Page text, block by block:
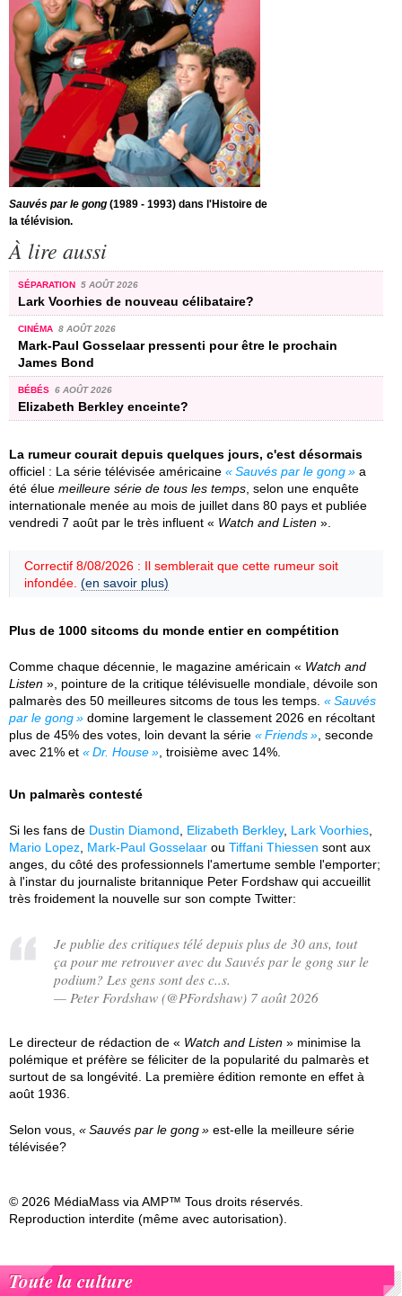
Sauvés par le gong (1989 - 1993) dans l'Histoire de
la télévision.
À lire aussi
SÉPARATION 5 AOÛT 2026
Lark Voorhies de nouveau célibataire?
CINÉMA 8 AOÛT 2026
Mark-Paul Gosselaar pressenti pour être le prochain
James Bond
BÉBÉS 6 AOÛT 2026
Elizabeth Berkley enceinte?
La rumeur courait depuis quelques jours, c'est désormais
officiel : La série télévisée américaine
Sauvés par le gong
a
été élue meilleure série de tous les temps , selon une enquête
internationale menée au mois de juillet dans 80 pays et publiée
vendredi 7 août par le très influent « Watch and Listen ».
Correctif 8/08/2026 : Il semblerait que cette rumeur soit
infondée. (en savoir plus)
Plus de 1000 sitcoms du monde entier en compétition
Comme chaque décennie, le magazine américain « Watch and
Listen », pointure de la critique télévisuelle mondiale, dévoile son
palmarès des 50 meilleures sitcoms de tous les temps.
Sauvés
par le gong
domine largement le classement 2026 en récoltant
plus de 45% des votes, loin devant la série
Friends
, seconde
avec 21% et
Dr. House , troisième avec 14%.
Un palmarès contesté
Si les fans de Dustin Diamond Elizabeth Berkley, Lark Voorhies
Mario Lopez Mark-Paul Gosselaar ou Tiffani Thiessen sont aux
anges, du côté des professionnels l'amertume semble l'emporter;
à l'instar du journaliste britannique Peter Fordshaw qui accueillit
très froidement la nouvelle sur son compte Twitter:
Je publie des critiques télé depuis plus de 30 ans, tout
ça pour me retrouver avec du Sauvés par le gong sur le
podium? Les gens sont des c..s.
— Peter Fordshaw (@PFordshaw) 7 août 2026
Le directeur de rédaction de « Watch and Listen » minimise la
polémique et préfère se féliciter de la popularité du palmarès et
surtout de sa longévité. La première édition remonte en effet à
août 1936.
Selon vous, Sauvés par le gong
est-elle la meilleure série
télévisée?
© 2026 MédiaMass via AMP™ Tous droits réservés.
Reproduction interdite (même avec autorisation).
Toute la culture